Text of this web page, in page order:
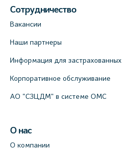
Сотрудничество
Вакансии
Наши партнеры
Информация для застрахованных
Корпоративное обслуживание
АО "СЗЦДМ" в системе ОМС
О нас
О компании